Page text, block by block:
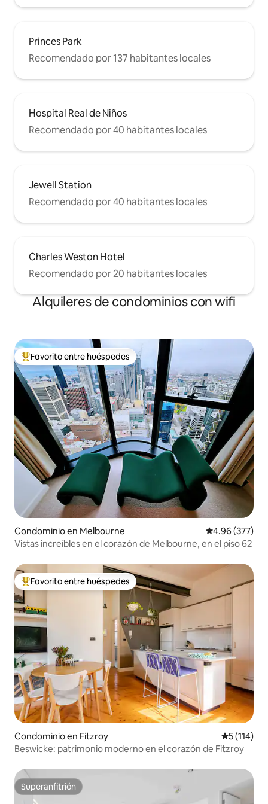
Woodstock Pizzicheria, 400 Gradi, la
Quarry Pub, o al otro lado de la calle está
nuestro favorito L'Amour & Gelobar
(heladería, pastelería, cafetería,
panadería, Tavola Calda, todo en uno).
Lygon Carlton, conocida como «La
piccola Italia» (Little Italy), una zona que
estalló con encanto y carácter. Entra en
Swanston St y estarás en el centro de la
gran ciudad de Melb. Gira a la izquierda
David Jones. Espacio abierto,
comodidad, tranquilidad y posición, a 7
minutos del centro de la ciudad, a 15 del
MCG, del centro de tenis, del Real Jardín
tranvía. Melbourne está a tus pies,
¡DISFRUTA! VICKI y ROMINA
Princes Park
Recomendado por 137 habitantes locales
Hospital Real de Niños
Recomendado por 40 habitantes locales
Jewell Station
Recomendado por 40 habitantes locales
Charles Weston Hotel
Recomendado por 20 habitantes locales
Alquileres de condominios con wifi
De los mejores en Favorito entre huéspedes
Favorito entre huéspedes
Condominio en Melbourne Calificación
4.96 (377)
Vistas increíbles en el corazón de Melbourne, en el piso 62
De los mejores en Favorito entre huéspedes
Favorito entre huéspedes
Condominio en Fitzroy
5 (114)
Beswicke: patrimonio moderno en el corazón de Fitzroy
Superanfitrión
Superanfitrión